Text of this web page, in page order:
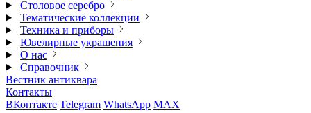
Столовое серебро
Тематические коллекции
Техника и приборы
Ювелирные украшения
О нас
Справочник
Вестник антиквара
Контакты
ВКонтакте Telegram WhatsApp MAX